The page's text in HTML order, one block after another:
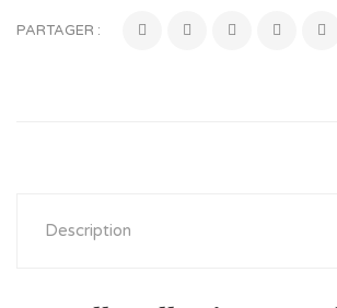
PARTAGER :
Description